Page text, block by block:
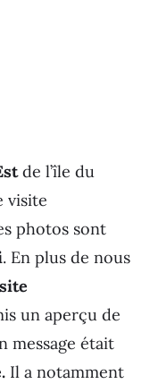
de l’île du
visite
photos sont
. En plus de nous
site
un aperçu de
message était
Il a notamment